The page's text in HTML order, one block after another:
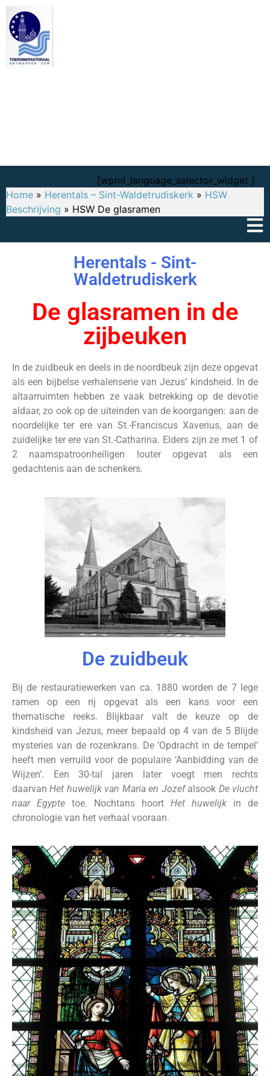
[wpml_language_selector_widget ]
Home » Herentals – Sint-Waldetrudiskerk » HSW
Beschrijving » HSW De glasramen
Herentals - Sint-
Waldetrudiskerk
De glasramen in de
zijbeuken
In de zuidbeuk en deels in de noordbeuk zijn deze opgevat
als een bijbelse verhalenserie van Jezus’ kindsheid. In de
altaarruimten hebben ze vaak betrekking op de devotie
aldaar, zo ook op de uiteinden van de koorgangen: aan de
noordelijke ter ere van St.-Franciscus Xaverius, aan de
zuidelijke ter ere van St.-Catharina. Elders zijn ze met 1 of
2 naamspatroonheiligen louter opgevat als een
gedachtenis aan de schenkers.
De zuidbeuk
Bij de restauratiewerken van ca. 1880 worden de 7 lege
ramen op een rij opgevat als een kans voor een
thematische reeks. Blijkbaar valt de keuze op de
kindsheid van Jezus, meer bepaald op 4 van de 5 Blijde
mysteries van de rozenkrans. De ‘Opdracht in de tempel’
heeft men verruild voor de populaire ‘Aanbidding van de
Wijzen’. Een 30-tal jaren later voegt men rechts
daarvanHet huwelijk van Maria en Jozefalsook De vlucht
naar Egypte toe. Nochtans hoort Het huwelijk in de
chronologie van het verhaal vooraan.